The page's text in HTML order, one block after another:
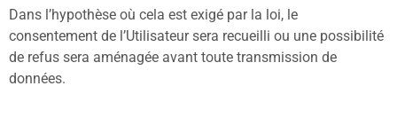
Dans l’hypothèse où cela est exigé par la loi, le
consentement de l’Utilisateur sera recueilli ou une possibilité
de refus sera aménagée avant toute transmission de
données.